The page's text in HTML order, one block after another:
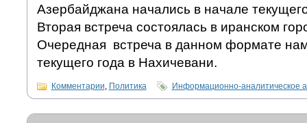
Азербайджана начались в начале
Вторая встреча состоялась в иранском
Очередная встреча в данном формате
текущего года в Нахичевани.
Комментарии, Политика Информационно-аналитическое